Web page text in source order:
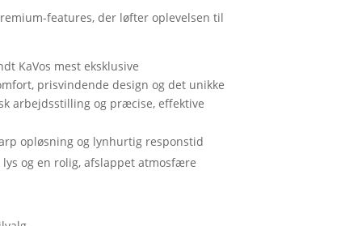
features, der løfter oplevelsen til
KaVos mest eksklusive
prisvindende design og det unikke
arbejdsstilling og præcise, effektive
opløsning og lynhurtig responstid
og en rolig, afslappet atmosfære